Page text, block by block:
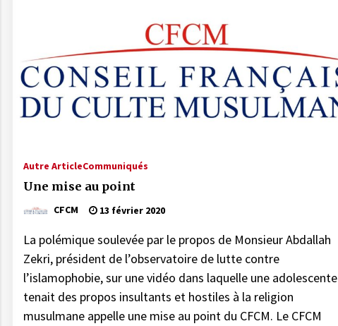
Autre ArticleCommuniqués
Une mise au point
CFCM 13 février 2020
La polémique soulevée par le propos de Monsieur Abdallah
Zekri, président de l’observatoire de lutte contre
l’islamophobie, sur une vidéo dans laquelle une adolescente
tenait des propos insultants et hostiles à la religion
musulmane appelle une mise au point du CFCM. Le CFCM